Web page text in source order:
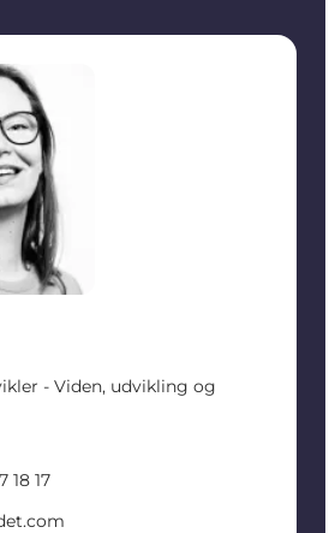
- Viden,
- Viden, udvikling og
18 17